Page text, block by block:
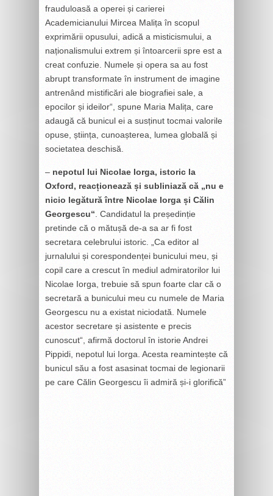
frauduloasă a operei și carierei
Academicianului Mircea Malița în scopul
exprimării opusului, adică a misticismului, a
naționalismului extrem și întoarcerii spre est a
creat confuzie. Numele și opera sa au fost
abrupt transformate în instrument de imagine
antrenând mistificări ale biografiei sale, a
epocilor și ideilor“, spune Maria Malița, care
adaugă că bunicul ei a susținut tocmai valorile
opuse, știința, cunoașterea, lumea globală și
societatea deschisă.
– nepotul lui Nicolae Iorga, istoric la
Oxford, reacționează și subliniază că „nu e
nicio legătură între Nicolae Iorga și Călin
Georgescu“ . Candidatul la președinție
pretinde că o mătușă de-a sa ar fi fost
secretara celebrului istoric. „Ca editor al
jurnalului și corespondenței bunicului meu, și
copil care a crescut în mediul admiratorilor lui
Nicolae Iorga, trebuie să spun foarte clar că o
secretară a bunicului meu cu numele de Maria
Georgescu nu a existat niciodată. Numele
acestor secretare și asistente e precis
cunoscut“, afirmă doctorul în istorie Andrei
Pippidi, nepotul lui Iorga. Acesta reamintește că
bunicul său a fost asasinat tocmai de legionarii
pe care Călin Georgescu îi admiră și-i glorifică”